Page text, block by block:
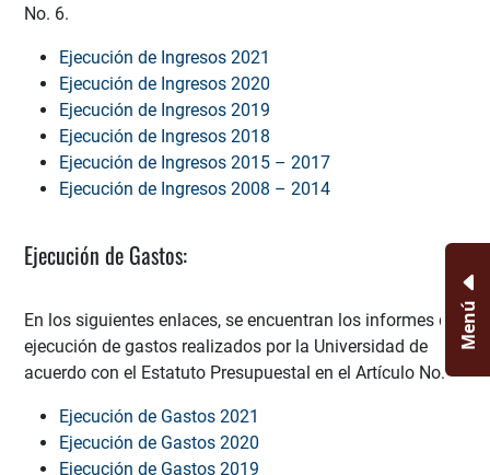
No. 6.
Ejecución de Ingresos 2021
Ejecución de Ingresos 2020
Ejecución de Ingresos 2019
Ejecución de Ingresos 2018
Ejecución de Ingresos 2015 – 2017
Ejecución de Ingresos 2008 – 2014
Ejecución de Gastos:
En los siguientes enlaces, se encuentran los informes de
ejecución de gastos realizados por la Universidad de
acuerdo con el Estatuto Presupuestal en el Artículo No. 7.
Ejecución de Gastos 2021
Ejecución de Gastos 2020
Ejecución de Gastos 2019
Menú